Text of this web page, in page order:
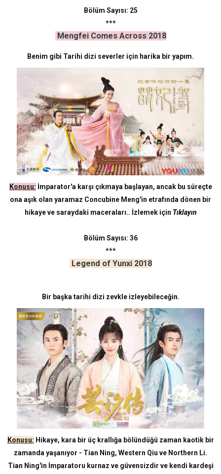
Bölüm Sayısı: 25
***
Mengfei Comes Across 2018
Benim gibi Tarihi dizi severler için harika bir yapım.
Konusu: İmparator'a karşı çıkmaya başlayan, ancak bu süreçte
ona aşık olan yaramaz Concubine Meng'in etrafında dönen bir
hikaye ve saraydaki maceraları.. İzlemek için Tıklayın
Bölüm Sayısı: 36
***
Legend of Yunxi 2018
Bir başka tarihi dizi zevkle izleyebileceğin.
Konusu: Hikaye, kara bir üç krallığa bölündüğü zaman kaotik bir
zamanda yaşanıyor - Tian Ning, Western Qiu ve Northern Li.
Tian Ning'in İmparatoru kurnaz ve güvensizdir ve kendi kardeşi